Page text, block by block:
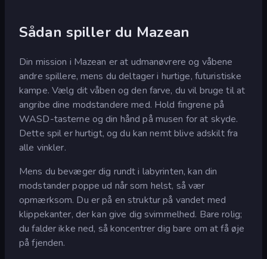
Sådan spiller du Mazean
Din mission i Mazean er at udmanøvrere og våbene
andre spillere, mens du deltager i hurtige, futuristiske
kampe. Vælg dit våben og den farve, du vil bruge til at
angribe dine modstandere med. Hold fingrene på
WASD-tasterne og din hånd på musen for at skyde.
Dette spil er hurtigt, og du kan nemt blive adskilt fra
alle vinkler.
Mens du bevæger dig rundt i labyrinten, kan din
modstander poppe ud når som helst, så vær
opmærksom. Du er på en struktur på vandet med
klippekanter, der kan give dig svimmelhed. Bare rolig;
du falder ikke ned, så koncentrer dig bare om at få øje
på fjenden.